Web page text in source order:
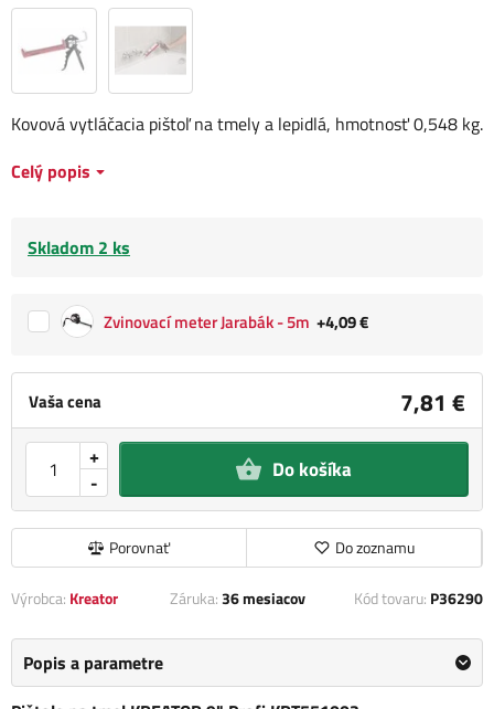
Vaša cena 7,81 €
-
+ Do košíka
Porovnať Do zoznamu
Kovová vytláčacia pištoľ na tmely a lepidlá, hmotnosť 0,548 kg.
Celý popis
Skladom 2 ks
Zvinovací meter Jarabák - 5m +4,09 €
Výrobca: Kreator Záruka:36 mesiacov Kód tovaru: P36290
Popis a parametre